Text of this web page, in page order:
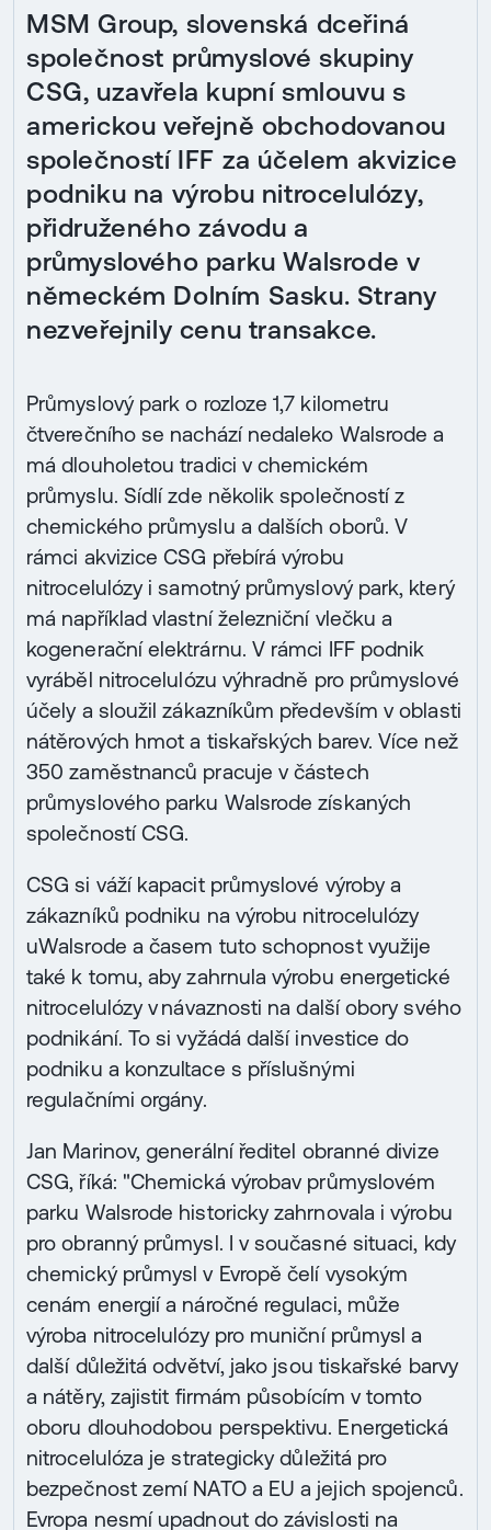
MSM Group, slovenská dceřiná
společnost průmyslové skupiny
CSG, uzavřela kupní smlouvu s
americkou veřejně obchodovanou
společností IFF za účelem akvizice
podniku na výrobu nitrocelulózy,
přidruženého závodu a
průmyslového parku Walsrode v
německém Dolním Sasku. Strany
nezveřejnily cenu transakce.
Průmyslový park o rozloze 1,7 kilometru
čtverečního se nachází nedaleko Walsrode a
má dlouholetou tradici v chemickém
průmyslu. Sídlí zde několik společností z
chemického průmyslu a dalších oborů. V
rámci akvizice CSG přebírá výrobu
nitrocelulózy i samotný průmyslový park, který
má například vlastní železniční vlečku a
kogenerační elektrárnu. V rámci IFF podnik
vyráběl nitrocelulózu výhradně pro průmyslové
účely a sloužil zákazníkům především v oblasti
nátěrových hmot a tiskařských barev. Více než
350 zaměstnanců pracuje v částech
průmyslového parku Walsrode získaných
společností CSG.
CSG si váží kapacit průmyslové výroby a
zákazníků podniku na výrobu nitrocelulózy
uWalsrode a časem tuto schopnost využije
také k tomu, aby zahrnula výrobu energetické
nitrocelulózy v návaznosti na další obory svého
podnikání. To si vyžádá další investice do
podniku a konzultace s příslušnými
regulačními orgány.
Jan Marinov, generální ředitel obranné divize
CSG, říká: "Chemická výrobav průmyslovém
parku Walsrode historicky zahrnovala i výrobu
pro obranný průmysl. I v současné situaci, kdy
chemický průmysl v Evropě čelí vysokým
cenám energií a náročné regulaci, může
výroba nitrocelulózy pro muniční průmysl a
další důležitá odvětví, jako jsou tiskařské barvy
a nátěry, zajistit firmám působícím v tomto
oboru dlouhodobou perspektivu. Energetická
nitrocelulóza je strategicky důležitá pro
bezpečnost zemí NATO a EU a jejich spojenců.
Evropa nesmí upadnout do závislosti na